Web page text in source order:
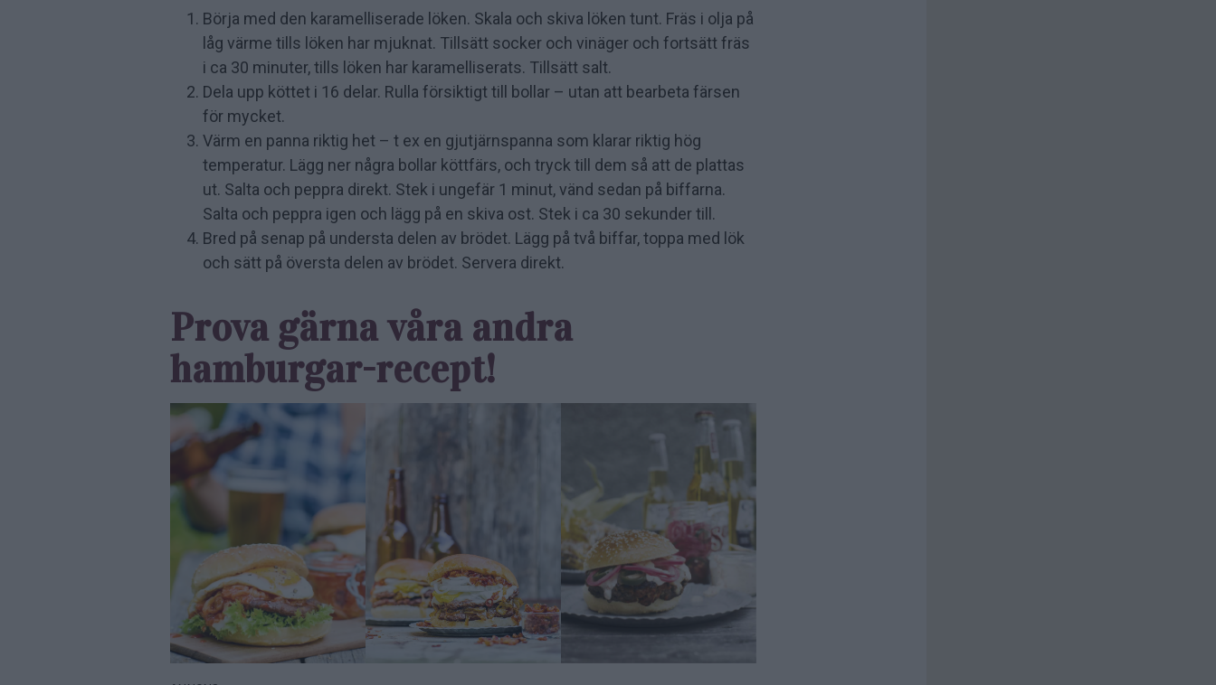
Börja med den karamelliserade löken. Skala och skiva löken tunt. Fräs i olja på
låg värme tills löken har mjuknat. Tillsätt socker och vinäger och fortsätt fräs
i ca 30 minuter, tills löken har karamelliserats. Tillsätt salt.
Dela upp köttet i 16 delar. Rulla försiktigt till bollar – utan att bearbeta färsen
för mycket.
Värm en panna riktig het – t ex en gjutjärnspanna som klarar riktig hög
temperatur. Lägg ner några bollar köttfärs, och tryck till dem så att de plattas
ut. Salta och peppra direkt. Stek i ungefär 1 minut, vänd sedan på biffarna.
Salta och peppra igen och lägg på en skiva ost. Stek i ca 30 sekunder till.
Bred på senap på understa delen av brödet. Lägg på två biffar, toppa med lök
och sätt på översta delen av brödet. Servera direkt.
Prova gärna våra andra
hamburgar-recept!